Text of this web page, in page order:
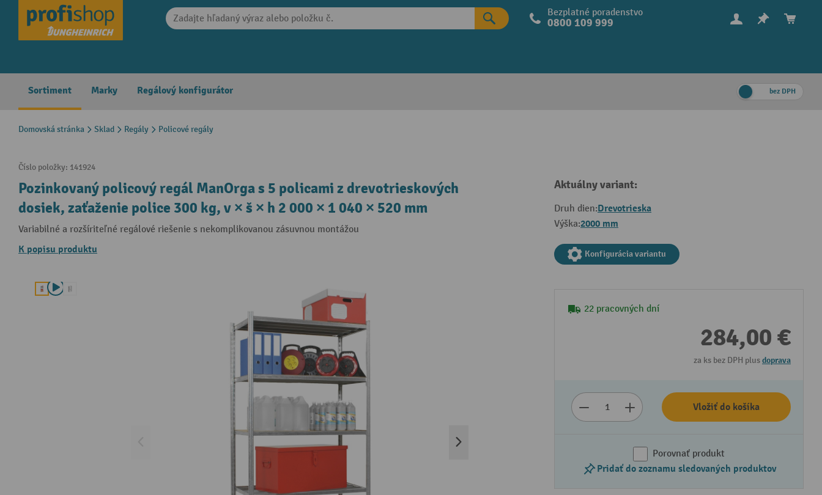
Skip to main navigation Bezplatné poradenstvo
0800 109 999
Sortiment Marky Regálový konfigurátor bez DPH
Domovská stránka Sklad Regály Policové regály
Číslo položky: 141924
Pozinkovaný policový regál ManOrga s 5 policami z drevotrieskových
dosiek, zaťaženie police 300 kg, v × š × h 2 000 × 1 040 × 520 mm
Variabilné a rozšíriteľné regálové riešenie s nekomplikovanou zásuvnou montážou
K popisu produktu
Aktuálny variant:
Druh dien:Drevotrieska
Výška:2000 mm
Konfigurácia variantu
22 pracovných dní
284,00 €
za ks bez DPH plusdoprava
Vložiť do košíka
Porovnať produkt
Pridať do zoznamu sledovaných produktov